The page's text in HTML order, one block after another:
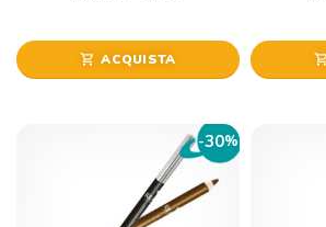
shopping_cart ACQUISTA shopping_cart
-30%